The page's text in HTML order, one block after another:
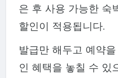
은 후 사용 가능한 숙
할인이 적용됩니다.
발급만 해두고 예약
인 혜택을 놓칠 수 있